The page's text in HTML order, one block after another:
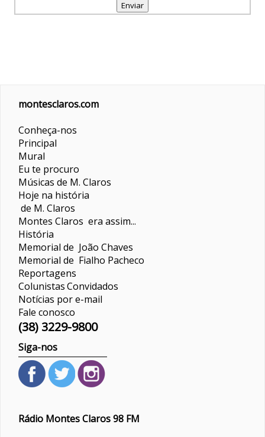
montesclaros.com
Conheça-nos
Principal
Mural
Eu te procuro
Músicas de M. Claros
Hoje na história
de M. Claros
Montes Claros era assim...
História
Memorial de João Chaves
Memorial de Fialho Pacheco
Reportagens
ColunistasConvidados
Notícias por e-mail
Fale conosco
(38) 3229-9800
Siga-nos
Rádio Montes Claros 98 FM